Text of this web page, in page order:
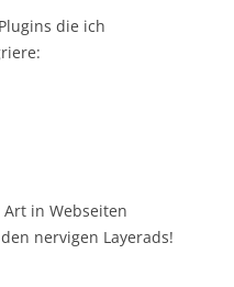
die ich
in Webseiten
nervigen Layerads!